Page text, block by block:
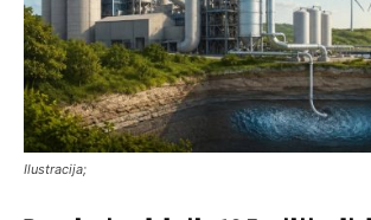
Ilustracija;